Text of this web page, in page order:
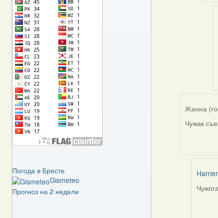
Жанна
Чужак
Harrier
In
Погода в Бресте
Gismeteo
Прогноз на 2 недели